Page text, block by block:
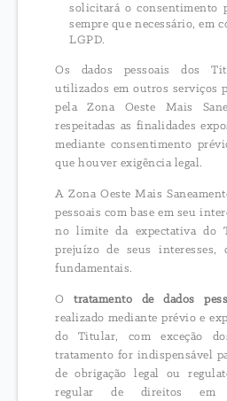
solicitará o consentimento
sempre que necessário, em
LGPD.
Os dados pessoais dos
utilizados em outros serviços
pela Zona Oeste Mais
respeitadas as finalidades
mediante consentimento
que houver exigência legal.
A Zona Oeste Mais
pessoais com base em seu
no limite da expectativa do
prejuízo de seus interesses,
fundamentais.
Otratamento de dados
realizado mediante prévio e
do Titular, com exceção
tratamento for indispensável
de obrigação legal ou
regular de direitos em